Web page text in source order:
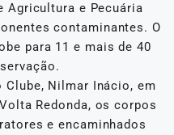
Agricultura e Pecuária
contaminantes. O
para 11 e mais de 40
Clube, Nilmar Inácio, em
Redonda, os corpos
e encaminhados